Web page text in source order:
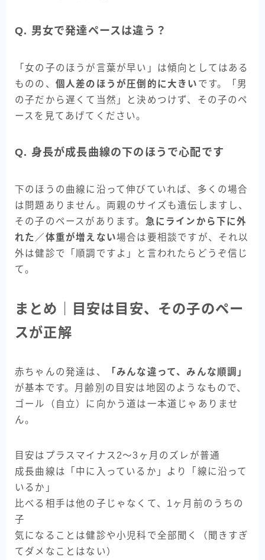
Q. 男女で発達ペースは違う？
「女の子のほうが言葉が早い」は傾向としてはある
ものの、 個人差のほうが圧倒的に大きい です。「男
の子だから遅くて当然」と決めつけず、その子のペ
ースを見てあげてください。
Q. 身長が成長曲線の下のほうで心配です
下のほうの曲線に沿って伸びていれば、多くの場合
は問題ありません。両親のサイズも遺伝しますし、
その子のペースがあります。 急にラインから下に外
れた／体重が増えない場合は要相談ですが、それ以
外は健診で「順調ですよ」と言われたらどうぞ信じ
て。
まとめ｜目安は目安、その子のペー
スが正解
赤ちゃんの発達は、
「みんな違って、みんな順調」
が基本です。月齢別の目安は地図のようなもので、
ゴール（自立）に向かう道は一本道じゃありませ
ん。
目安はプラスマイナス2〜3ヶ月のズレが普通
成長曲線は「中に入っているか」より「線に沿って
いるか」
比べる相手は他の子じゃなくて、1ヶ月前のうちの
子
気になることは健診や小児科で全部聞く（聞きすぎ
てダメなことはない）